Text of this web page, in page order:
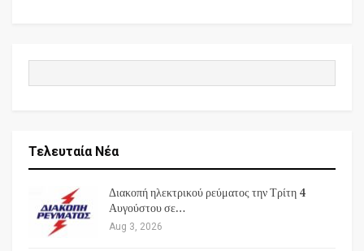
Τελευταία Νέα
Διακοπή ηλεκτρικού ρεύματος την Τρίτη 4
Αυγούστου σε…
Aug 3, 2026